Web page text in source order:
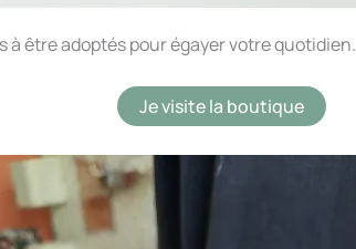
être adoptés pour égayer votre quotidien.
Je visite la boutique